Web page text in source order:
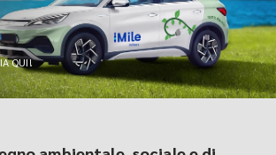
QUI!